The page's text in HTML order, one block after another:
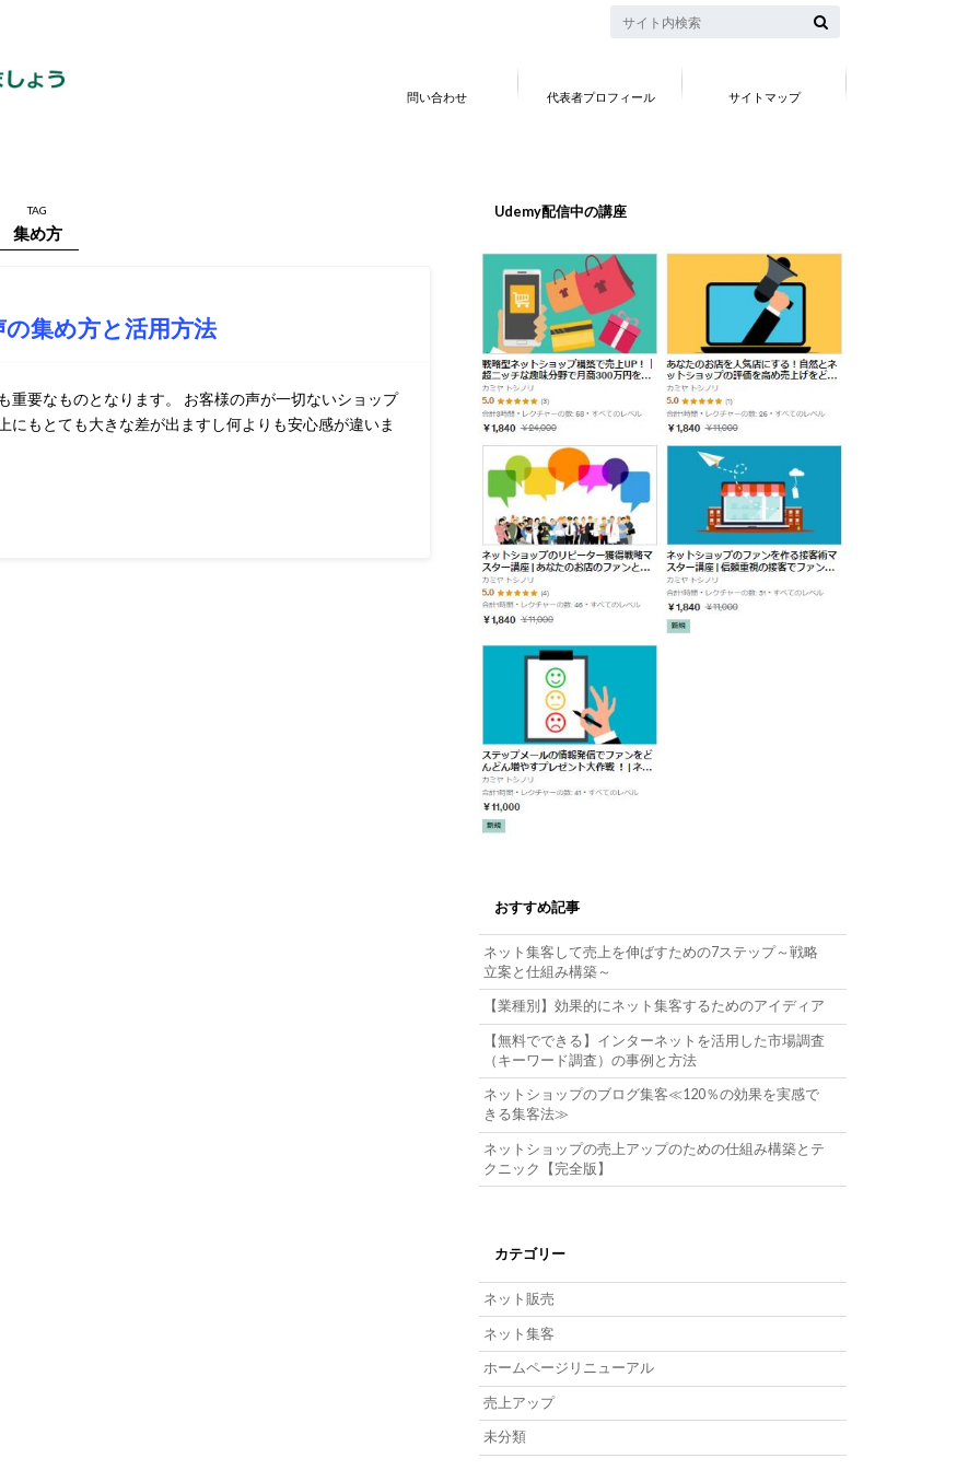
問い合わせ 代表者プロフィール サイトマップ
TAG
集め方
集め方と活用方法
重要なものとなります。 お客様の声が一切ないショップ
にもとても大きな差が出ますし何よりも安心感が違いま
Udemy配信中の講座
おすすめ記事
ネット集客して売上を伸ばすための7ステップ～戦略
立案と仕組み構築～
【業種別】効果的にネット集客するためのアイディア
【無料でできる】インターネットを活用した市場調査
（キーワード調査）の事例と方法
ネットショップのブログ集客≪120％の効果を実感で
きる集客法≫
ネットショップの売上アップのための仕組み構築とテ
クニック【完全版】
カテゴリー
ネット販売
ネット集客
ホームページリニューアル
売上アップ
未分類